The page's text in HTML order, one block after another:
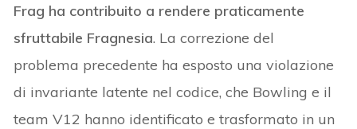
Frag ha contribuito a rendere praticamente
sfruttabile Fragnesia. La correzione del
problema precedente ha esposto una violazione
di invariante latente nel codice, che Bowling e il
team V12 hanno identificato e trasformato in un